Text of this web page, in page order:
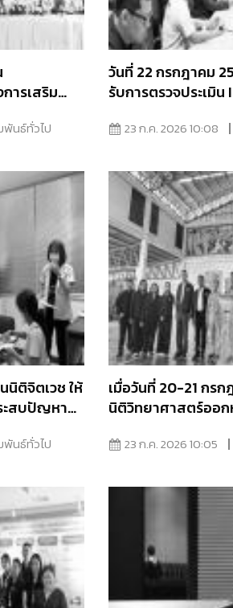
ารเสริม
พันธ์ทั่วไป
วันที่ 22 กรกฎาคม
รับการตรวจประเมิน
23 ก.ค. 2026 10:08
นิติจิตเวช ให้
ะสบปัญหา
พันธ์ทั่วไป
เมื่อวันที่ 20-21 กร
นิติวิทยาศาสตร์ออ
ประสบปัญหาสถานะ
23 ก.ค. 2026 10:05